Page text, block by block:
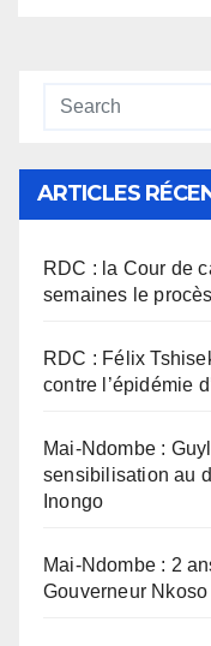
ARTICLES
RDC : la Cour de
semaines le
RDC : Félix
contre l’épidémie
Mai-Ndombe :
sensibilisation au
Inongo
Mai-Ndombe : 2
Gouverneur